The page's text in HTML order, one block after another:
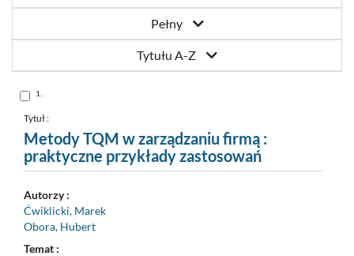
Pełny
Tytułu A-Z
Skocz
do
nr
1
1.
Tytuł :
Metody TQM w zarządzaniu firmą :
praktyczne przykłady zastosowań
Autorzy :
Ćwiklicki, Marek
Obora, Hubert
Temat :